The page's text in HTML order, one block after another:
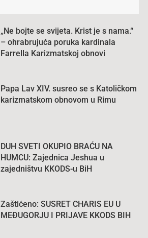
„Ne bojte se svijeta. Krist je s nama.“
– ohrabrujuća poruka kardinala
Farrella Karizmatskoj obnovi
Papa Lav XIV. susreo se s Katoličkom
karizmatskom obnovom u Rimu
DUH SVETI OKUPIO BRAĆU NA
HUMCU: Zajednica Jeshua u
zajedništvu KKODS-u BiH
Zaštićeno: SUSRET CHARIS EU U
MEĐUGORJU I PRIJAVE KKODS BIH